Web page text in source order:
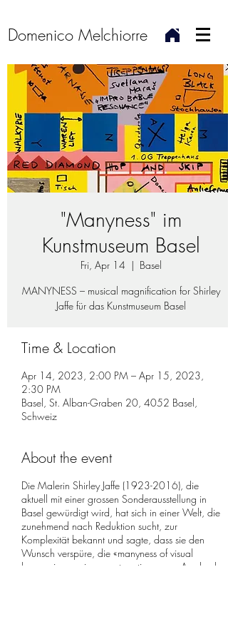
Domenico Melchiorre
"Manyness" im
Kunstmuseum Basel
Fri, Apr 14
  |
Basel
MANYNESS – musical magnification for Shirley
Jaffe für das Kunstmuseum Basel
Time & Location
Apr 14, 2023, 2:00 PM – Apr 15, 2023,
2:30 PM
Basel, St. Alban-Graben 20, 4052 Basel,
Schweiz
About the event
Die Malerin Shirley Jaffe (1923-2016), die
aktuell mit einer grossen Sonderausstellung in
Basel gewürdigt wird, hat sich in einer Welt, die
zunehmend nach Reduktion sucht, zur
Komplexität bekannt und sagte, dass sie den
Wunsch verspüre, die «manyness of visual
happenings going on at on time» zum Ausdruck